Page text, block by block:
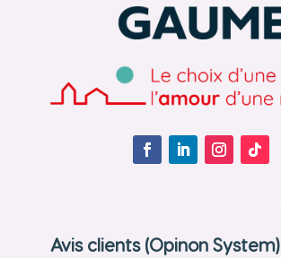
Avis clients (Opinon System)